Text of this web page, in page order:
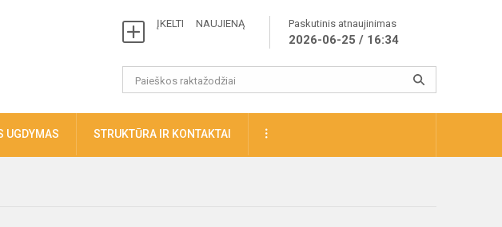
ĮKELTI NAUJIENĄ Paskutinis atnaujinimas
2026-06-25 / 16:34
UGDYMAS STRUKTŪRA IR KONTAKTAI